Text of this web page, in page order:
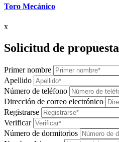
Toro Mecánico
x
Solicitud de propuesta
Primer nombre
Apellido
Número de teléfono
Dirección de correo electrónico
Registrarse
Verificar
Número de dormitorios